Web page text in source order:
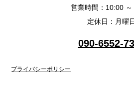
営業時間：10:00
定休日：月曜
090-6552-
プライバシーポリシー